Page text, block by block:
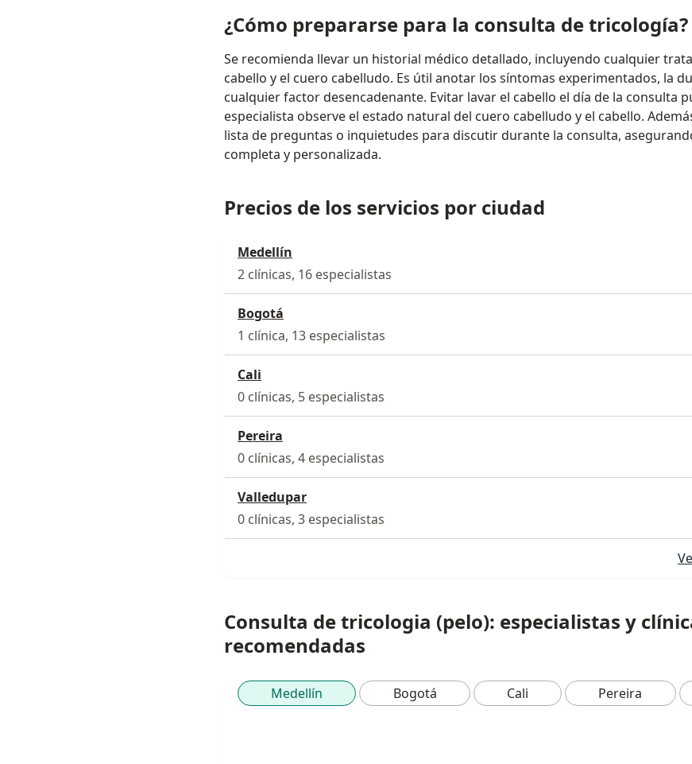
¿Cómo prepararse para la consulta de tricología?
Se recomienda llevar un historial médico detallado, incluyendo cualquier
cabello y el cuero cabelludo. Es útil anotar los síntomas experimentados, la
cualquier factor desencadenante. Evitar lavar el cabello el día de la consulta
especialista observe el estado natural del cuero cabelludo y el cabello.
lista de preguntas o inquietudes para discutir durante la consulta,
completa y personalizada.
Precios de los servicios por ciudad
Medellín
2 clínicas, 16 especialistas
Bogotá
1 clínica, 13 especialistas
Cali
0 clínicas, 5 especialistas
Pereira
0 clínicas, 4 especialistas
Valledupar
0 clínicas, 3 especialistas
Consulta de tricologia (pelo): especialistas y
recomendadas
Medellín Bogotá Cali Pereira